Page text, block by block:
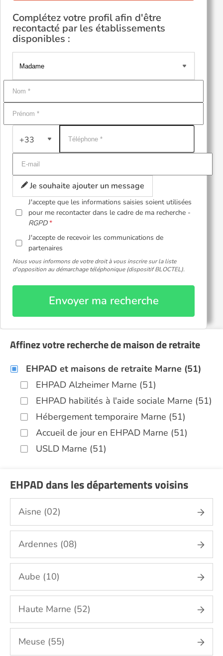
Complétez votre profil afin d'être
recontacté par les établissements
disponibles :
+33
Je souhaite ajouter un message
J'accepte que les informations saisies soient utilisées
pour me recontacter dans le cadre de ma recherche -
RGPD
J'accepte de recevoir les communications de
partenaires
Nous vous informons de votre droit à vous inscrire sur la liste
d'opposition au démarchage téléphonique (dispositif BLOCTEL).
Envoyer ma recherche
Affinez votre recherche de maison de retraite
EHPAD et maisons de retraite Marne (51)
EHPAD Alzheimer Marne (51)
EHPAD habilités à l'aide sociale Marne (51)
Hébergement temporaire Marne (51)
Accueil de jour en EHPAD Marne (51)
USLD Marne (51)
EHPAD dans les départements voisins
Aisne (02)
Ardennes (08)
Aube (10)
Haute Marne (52)
Meuse (55)